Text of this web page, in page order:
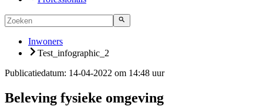
Inwoners
Test_infographic_2
Publicatiedatum: 14-04-2022 om 14:48 uur
Beleving fysieke omgeving